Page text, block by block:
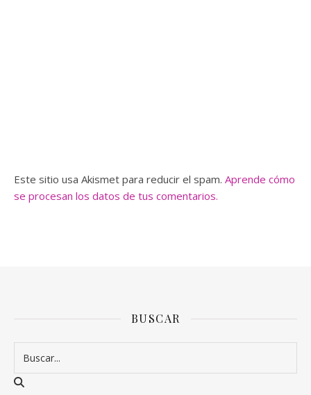
Este sitio usa Akismet para reducir el spam. Aprende cómo
se procesan los datos de tus comentarios.
BUSCAR